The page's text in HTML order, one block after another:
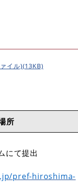
イル)(13KB)
所
にて提出
pref-hiroshima-